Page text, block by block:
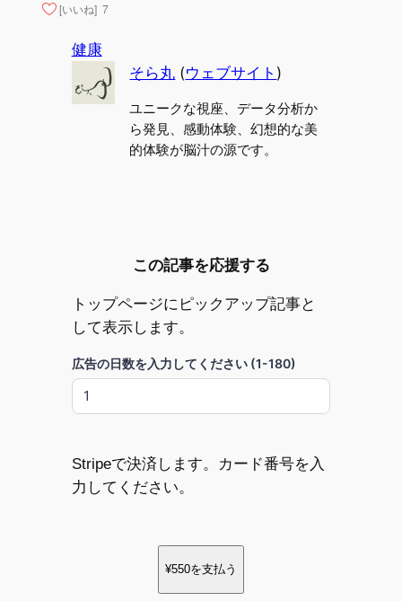
[いいね] 7
健康
そら丸 (ウェブサイト )
ユニークな視座、データ分析か
ら発見、感動体験、幻想的な美
的体験が脳汁の源です。
この記事を応援する
トップページにピックアップ記事と
して表示します。
広告の日数を入力してください (1-180)
Stripeで決済します。カード番号を入
力してください。
¥550を支払う